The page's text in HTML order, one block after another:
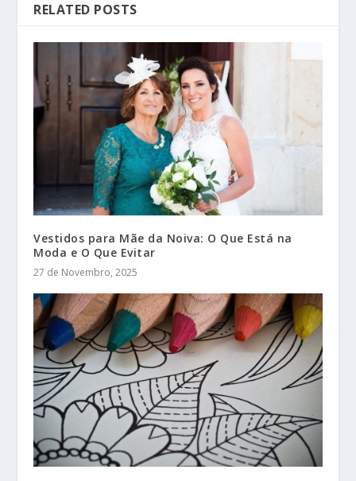
RELATED POSTS
Vestidos para Mãe da Noiva: O Que Está na
Moda e O Que Evitar
27 de Novembro, 2025